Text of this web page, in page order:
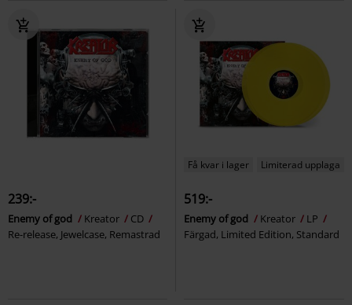
239:-
Enemy of god Kreator
CD
Re-release, Jewelcase, Remastrad
Få kvar i lager Limiterad upplaga
519:-
Enemy of god Kreator
LP
Färgad, Limited Edition, Standard